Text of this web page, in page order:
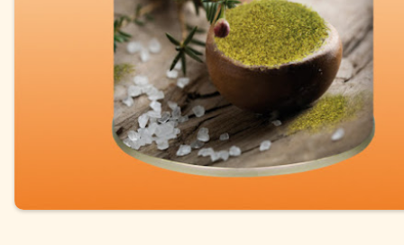
Fisch Pizzen und
Snacks
Schnelle Mahlzeiten Torten
Brot und Brötchen